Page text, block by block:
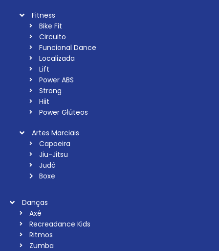
Fitness
Bike Fit
Circuito
Funcional Dance
Localizada
Lift
Power ABS
Strong
Hiit
Power Glúteos
Artes Marciais
Capoeira
Jiu-Jitsu
Judô
Boxe
Danças
Axé
Recreadance Kids
Ritmos
Zumba